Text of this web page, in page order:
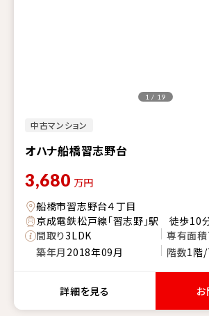
中古マンション
オハナ船橋習志野台
1 / 19
3,680 万円
船橋市習志野台４丁目
京成電鉄松戸線「習志野」駅 徒歩10
間取り3LDK 専有面積
築年月 2018年09月 階数1階/
詳細を見る